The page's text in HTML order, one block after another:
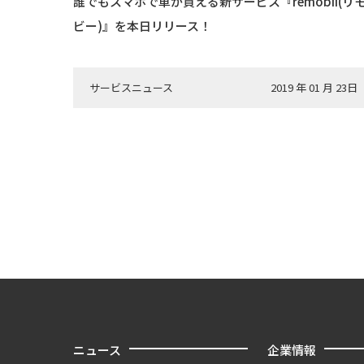
ビー)』を本日リリース！
サービスニュース 2019 年 01 月 23日
ニュース 企業情報